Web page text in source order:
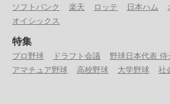
ソフトバンク
楽天 ロッテ 日本ハム
オイシックス
特集
プロ野球 ドラフト会議
野球日本代表 侍
アマチュア野球
高校野球 大学野球 社